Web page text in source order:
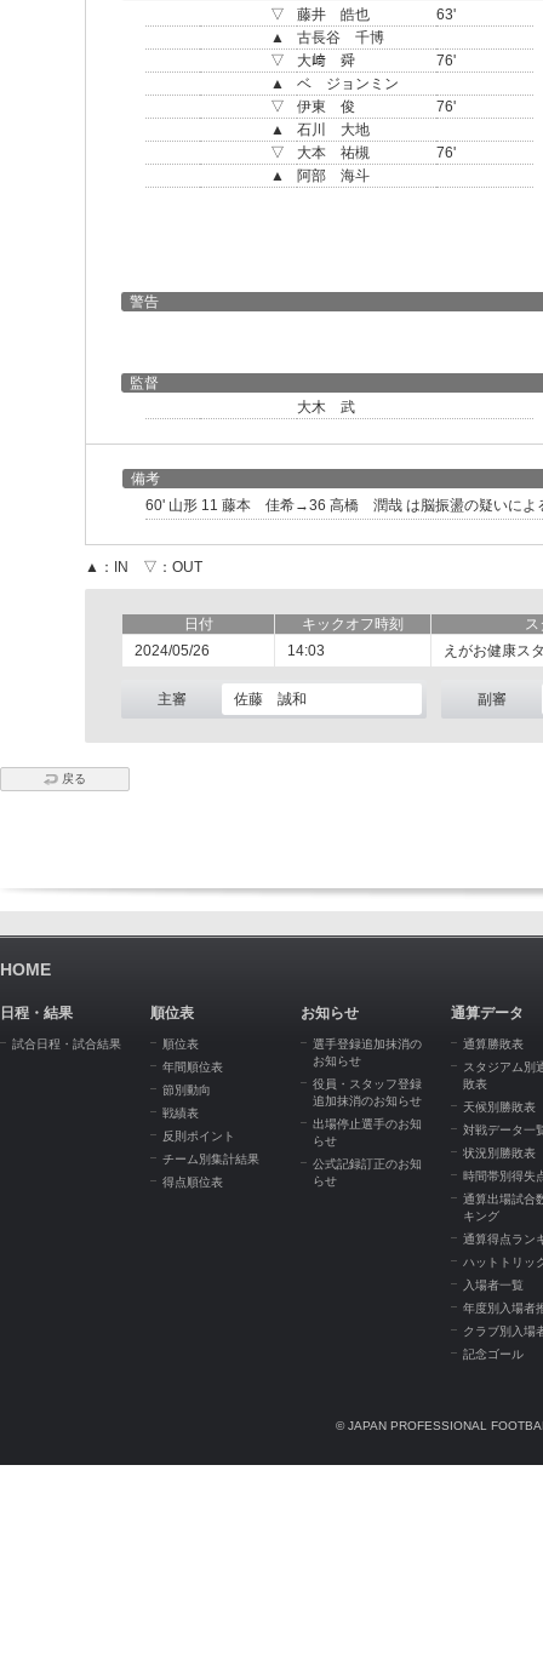
▽
藤井 皓也
63'
▲
古長谷 千博
▽
大﨑 舜
76'
▲
ベ ジョンミン
▽
伊東 俊
76'
▲
石川 大地
▽
大本 祐槻
76'
▲
阿部 海斗
警告
監督
大木 武
備考
60' 山形 11 藤本 佳希→36 高橋 潤哉 は脳振盪の疑いによ
▲：IN ▽：OUT
日付 キックオフ時刻
ス
2024/05/26
14:03 えがお健康ス
主審 佐藤 誠和 副審
戻る
HOME
日程・結果
試合日程・試合結果
順位表
順位表
年間順位表
節別動向
戦績表
反則ポイント
チーム別集計結果
得点順位表
お知らせ
選手登録追加抹消の
お知らせ
役員・スタッフ登録
追加抹消のお知らせ
出場停止選手のお知
らせ
公式記録訂正のお知
らせ
通算データ
通算勝敗表
スタジアム別
敗表
天候別勝敗表
対戦データ一
状況別勝敗表
時間帯別得失
通算出場試合
キング
通算得点ラン
ハットトリッ
入場者一覧
年度別入場者
クラブ別入場
記念ゴール
© JAPAN PROFESSIONAL